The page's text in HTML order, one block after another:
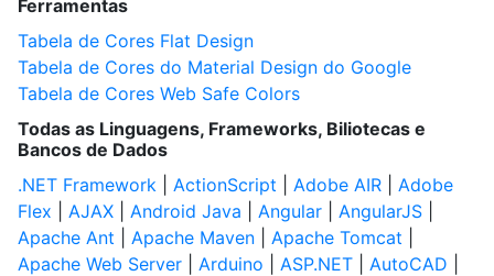
Ferramentas
Tabela de Cores Flat Design
Tabela de Cores do Material Design do Google
Tabela de Cores Web Safe Colors
Todas as Linguagens, Frameworks, Biliotecas e
Bancos de Dados
.NET Framework
ActionScript Adobe AIR
Adobe
Flex
AJAX Android Java Angular AngularJS
Apache Ant
Apache Maven Apache Tomcat
Apache Web Server
Arduino ASP.NET AutoCAD